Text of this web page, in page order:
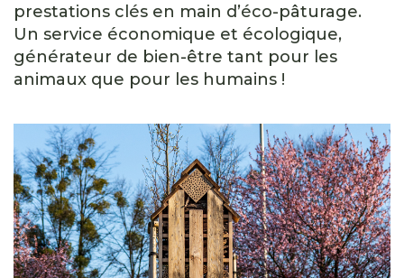
prestations clés en main d’éco-pâturage.
Un service économique et écologique,
générateur de bien-être tant pour les
animaux que pour les humains !